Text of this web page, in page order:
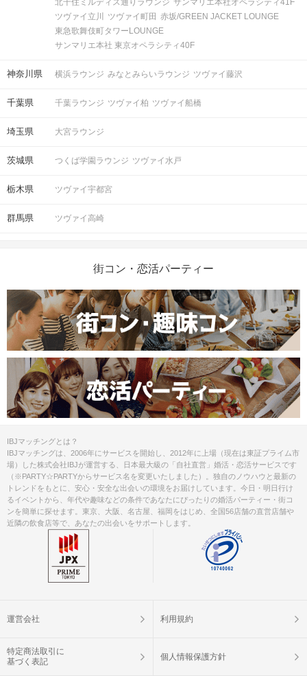
北千住ミルディス通りラウンジ サンマリエ本社オペラシティ41F
ツヴァイ立川
ツヴァイ町田 赤坂/GREEN JACKET LOUNGE
東急歌舞伎町タワーLOUNGE
サンマリエ本社 東京オペラシティ40F
神奈川県 横浜ラウンジ みなとみらいラウンジ ツヴァイ藤沢
千葉県 千葉ラウンジ ツヴァイ柏 ツヴァイ船橋
埼玉県 大宮ラウンジ
茨城県 つくば学園ラウンジ ツヴァイ水戸
栃木県 ツヴァイ宇都宮
群馬県 ツヴァイ高崎
街コン・恋活パーティー
IBJマッチングとは？
IBJマッチングは、2006年にサービスを開始し、2012年に上場（現在は東証プライム市
場）した株式会社IBJが運営する、日本最大級の「自社直営」婚活・恋活サービスです
（※PARTY☆PARTYからサービス名を変更いたしました）。独自のノウハウと最新の
トレンドをもとに、安心・安全な出会いの環境をお届けしています。今日・明日行け
るイベントから、年代や趣味などの条件であなたにぴったりの婚活パーティー・街コ
ンを簡単に探せます。東京、大阪、名古屋、福岡をはじめ、全国56店舗の直営店舗や
近隣の飲食店等で、あなたの出会いをサポートします。
運営会社 利用規約
特定商法取引に
基づく表記
個人情報保護方針